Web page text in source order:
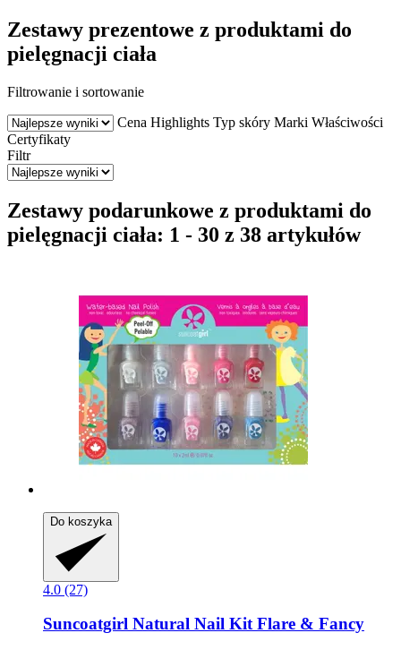
Zestawy prezentowe z produktami do
pielęgnacji ciała
Filtrowanie i sortowanie
Cena Highlights Typ skóry Marki Właściwości
Certyfikaty
Filtr
Zestawy podarunkowe z produktami do
pielęgnacji ciała: 1 - 30 z 38 artykułów
Do koszyka
4.0 (27)
Suncoatgirl Natural Nail Kit Flare & Fancy